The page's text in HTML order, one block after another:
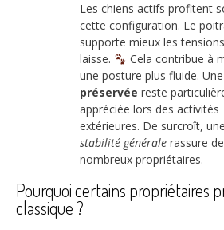
Les chiens actifs profitent
cette configuration. Le
supporte mieux les
laisse.
Cela contribue à
une posture plus fluide. Une
préservée reste
appréciée lors des activités
extérieures. De surcroît, une
stabilité générale rassure de
nombreux propriétaires.
Pourquoi certains propriétaires
classique ?